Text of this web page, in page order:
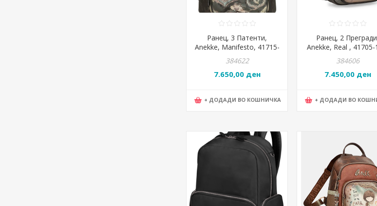
Ранец, 3 Патенти,
Anekke, Manifesto, 41715-
384622
7.650,00 ден
+ ДОДАДИ ВО КОШНИЧКА
Ранец, 2
Anekke, Real , 41705-
384606
7.450,00 ден
+ ДОДАДИ ВО